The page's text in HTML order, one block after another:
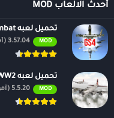
أحدث الالعاب MOD
تحميل لعبه GS4 Realistic Air Combat مهكره للاندرويد
MOD 3.57.04 (أموال لا نهائية + جميع المستويات)
تحميل لعبه Gunship Sequel WW2 مهكره للاندرويد
MOD 5.5.20 (أموال لا نهائية + جميع المستويات)